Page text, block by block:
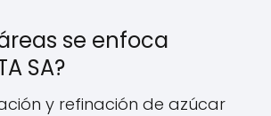
se enfoca
SA?
y refinación de azúcar